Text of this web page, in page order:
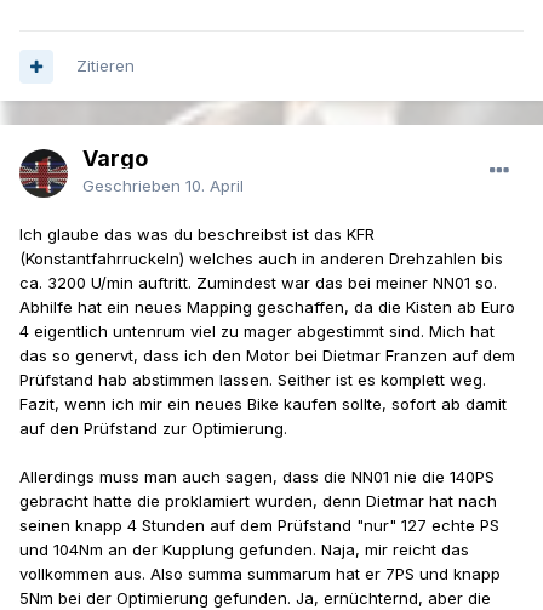
Zitieren
Vargo
Geschrieben 10. April
Ich glaube das was du beschreibst ist das KFR
(Konstantfahrruckeln) welches auch in anderen Drehzahlen bis
ca. 3200 U/min auftritt. Zumindest war das bei meiner NN01 so.
Abhilfe hat ein neues Mapping geschaffen, da die Kisten ab Euro
4 eigentlich untenrum viel zu mager abgestimmt sind. Mich hat
das so genervt, dass ich den Motor bei Dietmar Franzen auf dem
Prüfstand hab abstimmen lassen. Seither ist es komplett weg.
Fazit, wenn ich mir ein neues Bike kaufen sollte, sofort ab damit
auf den Prüfstand zur Optimierung.
Allerdings muss man auch sagen, dass die NN01 nie die 140PS
gebracht hatte die proklamiert wurden, denn Dietmar hat nach
seinen knapp 4 Stunden auf dem Prüfstand "nur" 127 echte PS
und 104Nm an der Kupplung gefunden. Naja, mir reicht das
vollkommen aus. Also summa summarum hat er 7PS und knapp
5Nm bei der Optimierung gefunden. Ja, ernüchternd, aber die